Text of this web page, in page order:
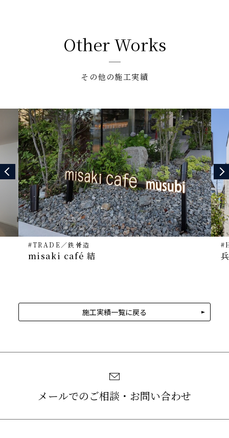
Other Works
その他の施工実績
#TRADE ／鉄骨造
misaki café 結
施工実績一覧に戻る
メールでのご相談・お問い合わせ